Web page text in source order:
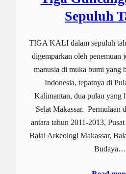
Sepuluh
TIGA KALI dalam sepuluh
digemparkan oleh penemuan
manusia di muka bumi yang
Indonesia, tepatnya di
Kalimantan, dua pulau yang
Selat Makassar. Permulaan
antara tahun 2011-2013,
Balai Arkeologi Makassar,
Budaya…